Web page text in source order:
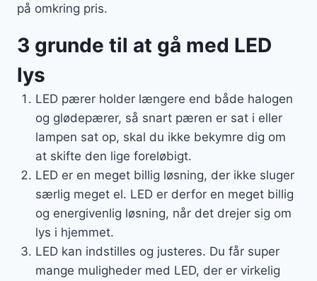
på omkring pris.
3 grunde til at gå med LED
lys
LED pærer holder længere end både halogen
og glødepærer, så snart pæren er sat i eller
lampen sat op, skal du ikke bekymre dig om
at skifte den lige foreløbigt.
LED er en meget billig løsning, der ikke sluger
særlig meget el. LED er derfor en meget billig
og energivenlig løsning, når det drejer sig om
lys i hjemmet.
LED kan indstilles og justeres. Du får super
mange muligheder med LED, der er virkelig